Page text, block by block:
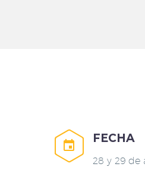


FECHA
28 y 29 de